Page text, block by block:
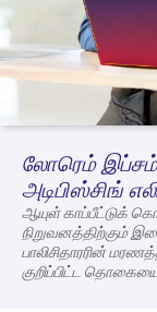
ENGLISH
ஆன்லைனில்
லோரெம்
அடிபிஸ்சிங்
ஆயுள் காப்பீட்டுக்
நிறுவனத்திற்கும்
பாலிசிதாரரின்
குறிப்பிட்ட